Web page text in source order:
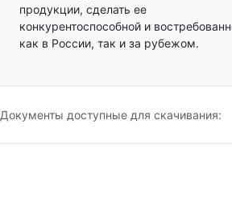
продукции, сделать ее
конкурентоспособной и
как в России, так и за рубежом.
Документы доступные для скачивания: